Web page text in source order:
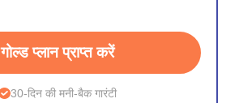
गोल्ड प्लान प्राप्त करें
30-दिन की मनी-बैक गारंटी